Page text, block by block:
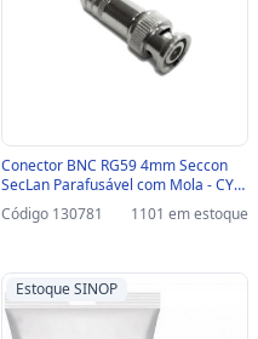
Conector BNC RG59 4mm Seccon
SecLan Parafusável com Mola - CY-
DY-3484 - CY-DY-3484
Código 130781 1101 em estoque
Estoque SINOP